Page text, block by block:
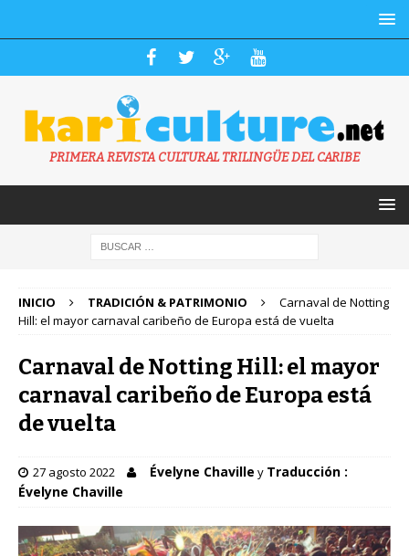
PRIMERA REVISTA CULTURAL TRILINGÜE DEL CARIBE
INICIO TRADICIÓN & PATRIMONIO
Carnaval de Notting
Hill: el mayor carnaval caribeño de Europa está de vuelta
Carnaval de Notting Hill: el mayor
carnaval caribeño de Europa está
de vuelta
27 agosto 2022 Évelyne Chaville y Traducción :
Évelyne Chaville